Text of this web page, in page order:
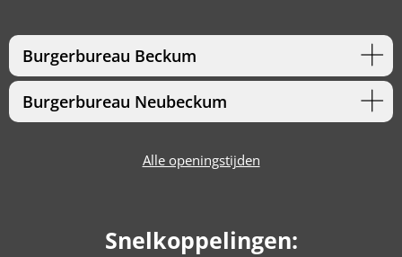
Burgerbureau Beckum
Burgerbureau Neubeckum
Alle openingstijden
Snelkoppelingen: